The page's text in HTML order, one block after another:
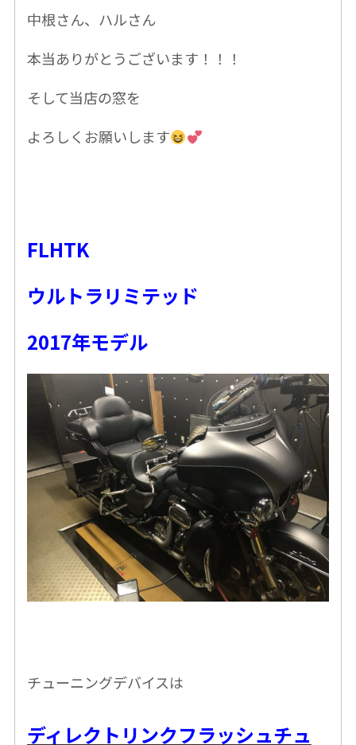
中根さん、ハルさん
本当ありがとうございます！！！
そして当店の窓を
よろしくお願いします
FLHTK
ウルトラリミテッド
2017年モデル
チューニングデバイスは
ディレクトリンクフラッシュチュ